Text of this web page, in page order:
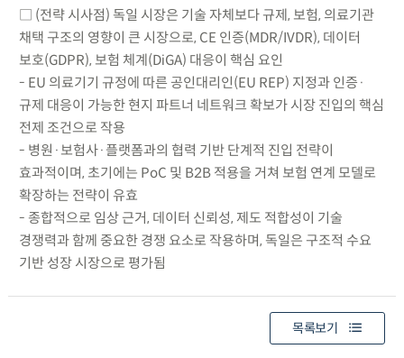
□ (전략 시사점) 독일 시장은 기술 자체보다 규제, 보험, 의료기관
채택 구조의 영향이 큰 시장으로, CE 인증(MDR/IVDR), 데이터
보호(GDPR), 보험 체계(DiGA) 대응이 핵심 요인
- EU 의료기기 규정에 따른 공인대리인(EU REP) 지정과 인증·
규제 대응이 가능한 현지 파트너 네트워크 확보가 시장 진입의 핵심
전제 조건으로 작용
- 병원·보험사·플랫폼과의 협력 기반 단계적 진입 전략이
효과적이며, 초기에는 PoC 및 B2B 적용을 거쳐 보험 연계 모델로
확장하는 전략이 유효
- 종합적으로 임상 근거, 데이터 신뢰성, 제도 적합성이 기술
경쟁력과 함께 중요한 경쟁 요소로 작용하며, 독일은 구조적 수요
기반 성장 시장으로 평가됨
목록보기